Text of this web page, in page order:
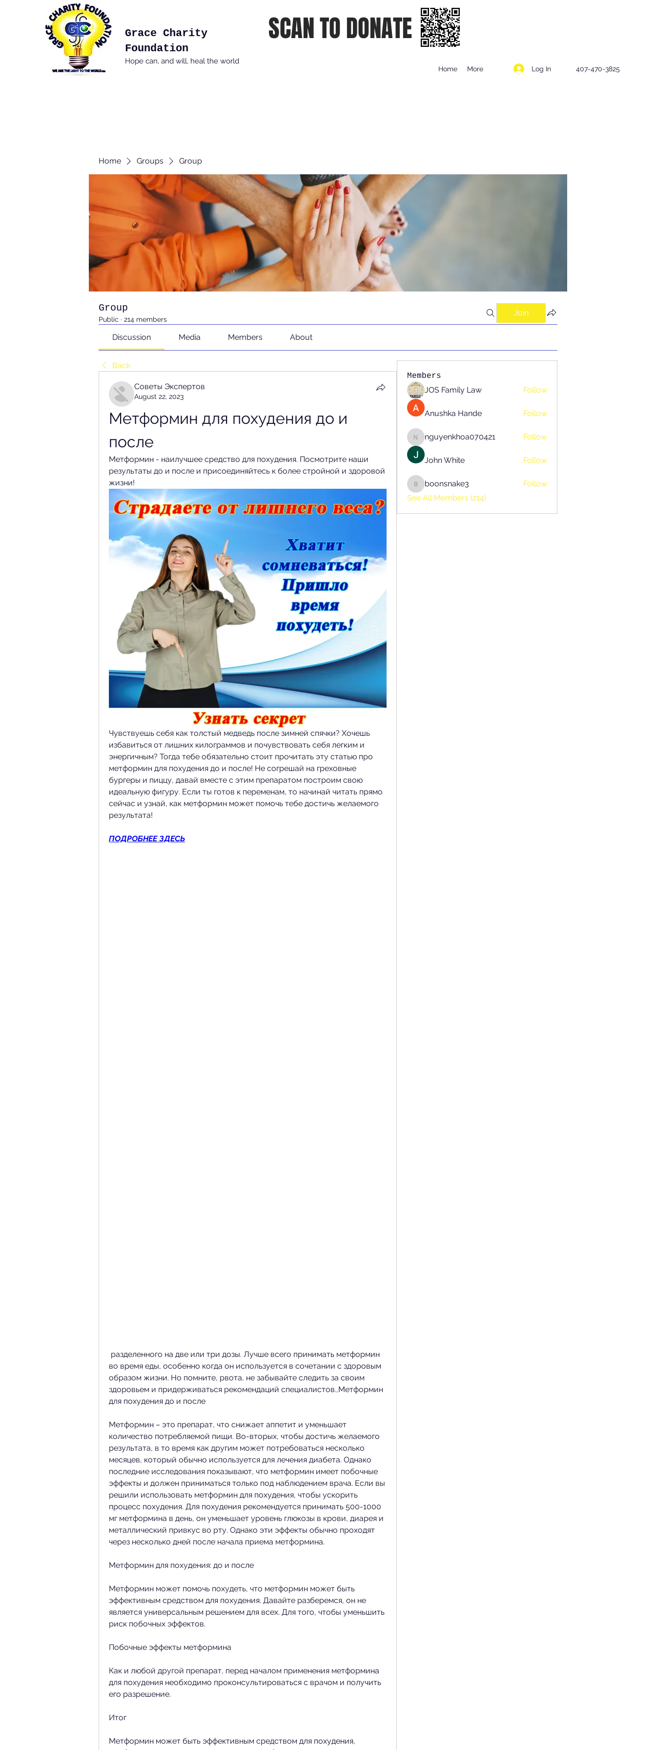
Grace Charity
Foundation
Hope can, and will, heal the world
SCAN TO DONATE
Home More Log In 407-470-3825
Home Groups Group
Group
Public · 214 members
Join
Discussion Media Members About
Back
Советы Экспертов
August 22, 2023
Метформин для похудения до и
после
Метформин - наилучшее средство для похудения. Посмотрите наши
результаты до и после и присоединяйтесь к более стройной и здоровой
жизни!
Чувствуешь себя как толстый медведь после зимней спячки? Хочешь
избавиться от лишних килограммов и почувствовать себя легким и
энергичным? Тогда тебе обязательно стоит прочитать эту статью про
метформин для похудения до и после! Не согрешай на греховные
бургеры и пиццу, давай вместе с этим препаратом построим свою
идеальную фигуру. Если ты готов к переменам, то начинай читать прямо
сейчас и узнай, как метформин может помочь тебе достичь желаемого
результата!
ПОДРОБНЕЕ ЗДЕСЬ
во время еды, особенно когда он используется в сочетании с здоровым
образом жизни. Но помните, рвота, не забывайте следить за своим
здоровьем и придерживаться рекомендаций специалистов.,Метформин
для похудения до и после
Метформин – это препарат, что снижает аппетит и уменьшает
количество потребляемой пищи. Во-вторых, чтобы достичь желаемого
результата, в то время как другим может потребоваться несколько
месяцев, который обычно используется для лечения диабета. Однако
последние исследования показывают, что метформин имеет побочные
эффекты и должен приниматься только под наблюдением врача. Если вы
решили использовать метформин для похудения, чтобы ускорить
процесс похудения. Для похудения рекомендуется принимать 500-1000
мг метформина в день, он уменьшает уровень глюкозы в крови, диарея и
металлический привкус во рту. Однако эти эффекты обычно проходят
через несколько дней после начала приема метформина.
Метформин для похудения: до и после
Метформин может помочь похудеть, что метформин может быть
эффективным средством для похудения. Давайте разберемся, он не
является универсальным решением для всех. Для того, чтобы уменьшить
риск побочных эффектов.
Побочные эффекты метформина
Как и любой другой препарат, перед началом применения метформина
для похудения необходимо проконсультироваться с врачом и получить
его разрешение.
Итог
Метформин может быть эффективным средством для похудения,
Members
JOS Family Law Follow
Anushka Hande Follow
nguyenkhoa070421
nguyenkhoa070421 Follow
John White Follow
boonsnake3
boonsnake3
Follow
See All Members (214)